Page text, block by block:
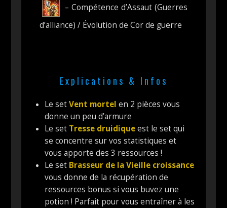
– Compétence d’Assaut (Guerres
d’alliance) / Évolution de Cor de guerre
Explications & Infos
Le setVent mortel en 2 pièces vous
donne un peu d’armure
Le set Tresse druidiqueest le set qui
se concentre sur vos statistiques et
vous apporte des 3 ressources !
Le set Brasseur de la Vieille croissance
vous donne de la récupération de
ressources bonus si vous buvez une
potion ! Parfait pour vous entraîner à les